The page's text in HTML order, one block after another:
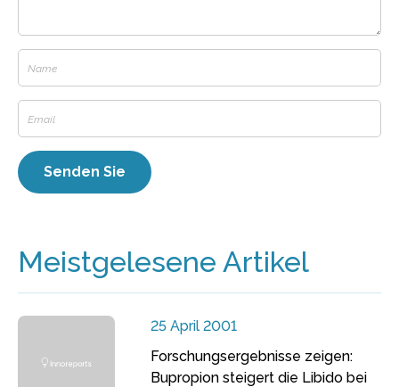
Meistgelesene Artikel
25 April 2001
Forschungsergebnisse zeigen:
Bupropion steigert die Libido bei